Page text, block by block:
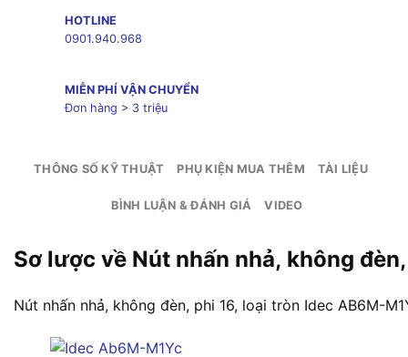
HOTLINE
0901.940.968
MIỄN PHÍ VẬN CHUYỂN
Đơn hàng > 3 triệu
THÔNG SỐ KỸ THUẬT PHỤ KIỆN MUA THÊM TÀI LIỆU
BÌNH LUẬN & ĐÁNH GIÁ VIDEO
Sơ lược về Nút nhấn nhả, không
Nút nhấn nhả, không đèn, phi 16, loại tròn Idec AB6M-